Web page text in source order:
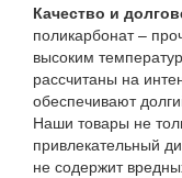
Качество и
поликарбонат –
высоким
рассчитаны на
обеспечивают
Наши товары не
привлекательный
не содержит